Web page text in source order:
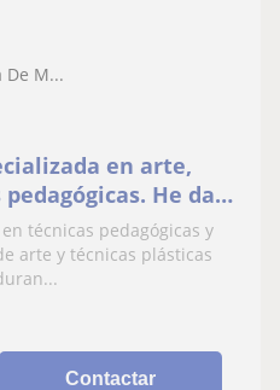
De M...
en arte,
He dado
para diversas
técnicas pedagógicas y
arte y técnicas plásticas
Contactar